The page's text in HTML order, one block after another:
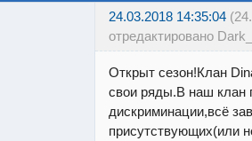
24.03.2018 14:35:04
отредактировано
Открыт сезон!Клан
свои ряды.В наш клан
дискриминации,всё
присутствующих(или